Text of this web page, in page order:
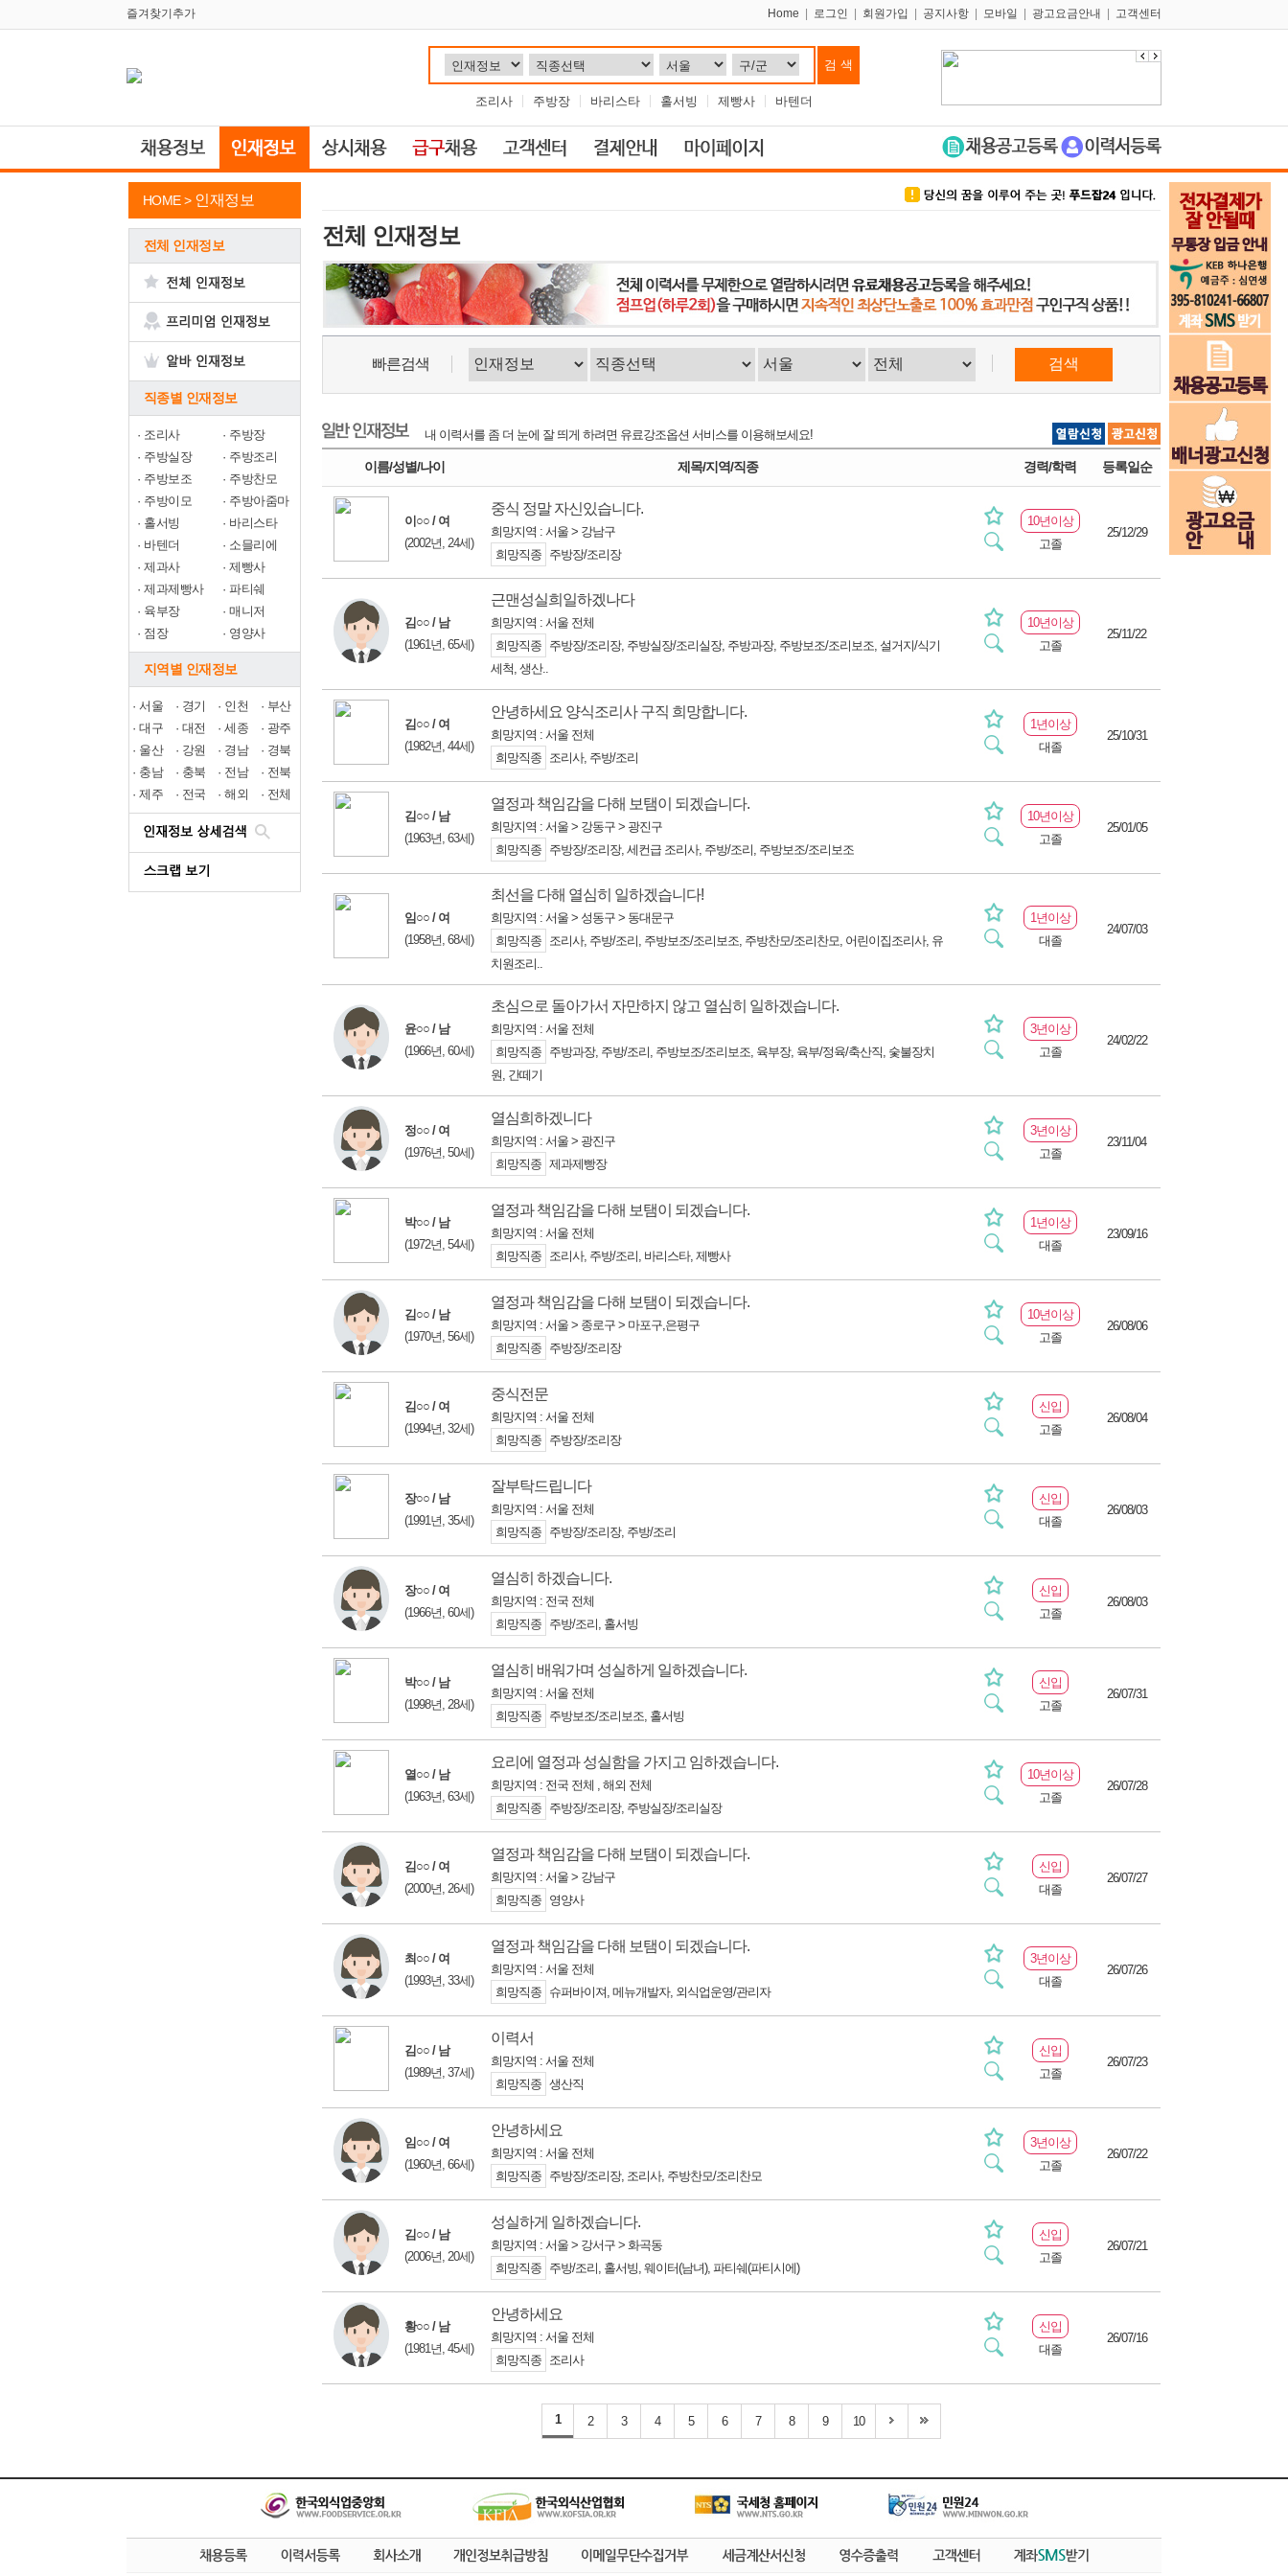
즐겨찾기추가 Home 로그인 회원가입 공지사항 모바일 광고요금안내 고객센터
조리사 주방장 바리스타 홀서빙 제빵사 바텐더
HOME > 인재정보
전체 인재정보
직종별 인재정보
· 조리사 · 주방장
· 주방실장 · 주방조리
· 주방보조 · 주방찬모
· 주방이모 · 주방아줌마
· 홀서빙 · 바리스타
· 바텐더 · 소믈리에
·제과사 ·제빵사
·제과제빵사 ·파티쉐
· 육부장 ·매니저
· 점장 · 영양사
지역별 인재정보
· 서울 · 경기 · 인천 · 부산
· 대구 · 대전 · 세종 · 광주
· 울산 · 강원 · 경남 · 경북
· 충남 · 충북 · 전남 · 전북
· 제주 · 전국 · 해외 · 전체
전체 인재정보
빠른검색
내 이력서를 좀 더 눈에 잘 띄게 하려면 유료강조옵션 서비스를 이용해보세요!
이름/성별/나이 제목/지역/직종 경력/학력 등록일순
이○○ / 여
(2002년, 24세)
중식 정말 자신있습니다.
희망지역 : 서울 > 강남구
희망직종
주방장/조리장
10년이상
고졸
25/12/29
김○○ / 남
(1961년, 65세)
근맨성실희일하겠나다
희망지역 : 서울 전체
희망직종
주방장/조리장, 주방실장/조리실장, 주방과장, 주방보조/조리보조, 설거지/식기
세척, 생산..
10년이상
고졸
25/11/22
김○○ / 여
(1982년, 44세)
안녕하세요 양식조리사 구직 희망합니다.
희망지역 : 서울 전체
희망직종
조리사, 주방/조리
1년이상
대졸
25/10/31
김○○ / 남
(1963년, 63세)
열정과 책임감을 다해 보탬이 되겠습니다.
희망지역 : 서울 > 강동구 > 광진구
희망직종
주방장/조리장, 세컨급 조리사, 주방/조리, 주방보조/조리보조
10년이상
고졸
25/01/05
임○○ / 여
(1958년, 68세)
최선을 다해 열심히 일하겠습니다!
희망지역 : 서울 > 성동구 > 동대문구
희망직종
조리사, 주방/조리, 주방보조/조리보조, 주방찬모/조리찬모, 어린이집조리사, 유
치원조리..
1년이상
대졸
24/07/03
윤○○ / 남
(1966년, 60세)
초심으로 돌아가서 자만하지 않고 열심히 일하겠습니다.
희망지역 : 서울 전체
희망직종
주방과장, 주방/조리, 주방보조/조리보조, 육부장, 육부/정육/축산직, 숯불장치
원, 간떼기
3년이상
고졸
24/02/22
정○○ / 여
(1976년, 50세)
열심희하겠니다
희망지역 : 서울 > 광진구
희망직종 제과제빵장
3년이상
고졸
23/11/04
박○○ / 남
(1972년, 54세)
열정과 책임감을 다해 보탬이 되겠습니다.
희망지역 : 서울 전체
희망직종
조리사, 주방/조리, 바리스타, 제빵사
1년이상
대졸
23/09/16
김○○ / 남
(1970년, 56세)
열정과 책임감을 다해 보탬이 되겠습니다.
희망지역 : 서울 > 종로구 > 마포구,은평구
희망직종
주방장/조리장
10년이상
고졸
26/08/06
김○○ / 여
(1994년, 32세)
중식전문
희망지역 : 서울 전체
희망직종
주방장/조리장
신입
고졸
26/08/04
장○○ / 남
(1991년, 35세)
잘부탁드립니다
희망지역 : 서울 전체
희망직종
주방장/조리장, 주방/조리
신입
대졸
26/08/03
장○○ / 여
(1966년, 60세)
열심히 하겠습니다.
희망지역 : 전국 전체
희망직종
주방/조리, 홀서빙
신입
고졸
26/08/03
박○○ / 남
(1998년, 28세)
열심히 배워가며 성실하게 일하겠습니다.
희망지역 : 서울 전체
희망직종
주방보조/조리보조, 홀서빙
신입
고졸
26/07/31
열○○ / 남
(1963년, 63세)
요리에 열정과 성실함을 가지고 임하겠습니다.
희망지역 : 전국 전체 , 해외 전체
희망직종
주방장/조리장, 주방실장/조리실장
10년이상
고졸
26/07/28
김○○ / 여
(2000년, 26세)
열정과 책임감을 다해 보탬이 되겠습니다.
희망지역 : 서울 > 강남구
희망직종
영양사
신입
대졸
26/07/27
최○○ / 여
(1993년, 33세)
열정과 책임감을 다해 보탬이 되겠습니다.
희망지역 : 서울 전체
희망직종
슈퍼바이져, 메뉴개발자, 외식업운영/관리자
3년이상
대졸
26/07/26
김○○ / 남
(1989년, 37세)
이력서
희망지역 : 서울 전체
희망직종 생산직
신입
고졸
26/07/23
임○○ / 여
(1960년, 66세)
안녕하세요
희망지역 : 서울 전체
희망직종
주방장/조리장, 조리사, 주방찬모/조리찬모
3년이상
고졸
26/07/22
김○○ / 남
(2006년, 20세)
성실하게 일하겠습니다.
희망지역 : 서울 > 강서구 > 화곡동
희망직종
주방/조리, 홀서빙, 웨이터(남녀), 파티쉐(파티시에)
신입
고졸
26/07/21
황○○ / 남
(1981년, 45세)
안녕하세요
희망지역 : 서울 전체
희망직종
조리사
신입
대졸
26/07/16
1 2 3 4 5 6 7 8 9 10